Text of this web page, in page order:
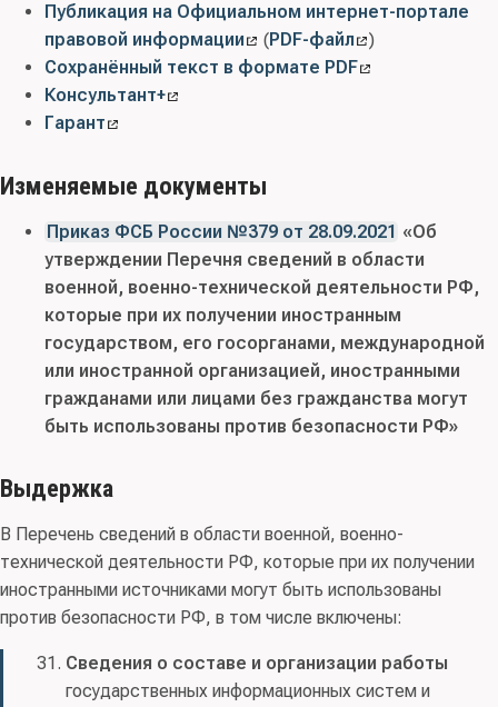
Публикация на Официальном интернет-портале
правовой информации
(PDF-файл
)
Сохранённый текст в формате PDF
Консультант+
Гарант
Изменяемые документы
Приказ ФСБ России №379 от 28.09.2021 «Об
утверждении Перечня сведений в области
военной, военно-технической деятельности РФ,
которые при их получении иностранным
государством, его госорганами, международной
или иностранной организацией, иностранными
гражданами или лицами без гражданства могут
быть использованы против безопасности РФ»
Выдержка
В Перечень сведений в области военной, военно-
технической деятельности РФ, которые при их получении
иностранными источниками могут быть использованы
против безопасности РФ, в том числе включены:
Сведения o составе и организации работы
государственных информационных систем и